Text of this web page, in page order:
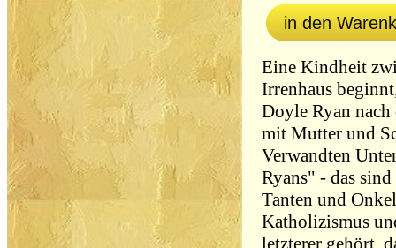
in den
Eine Kindheit
Irrenhaus
Doyle Ryan nach
mit Mutter und
Verwandten
Ryans" - das
Tanten und
Katholizismus
letzterer gehört,